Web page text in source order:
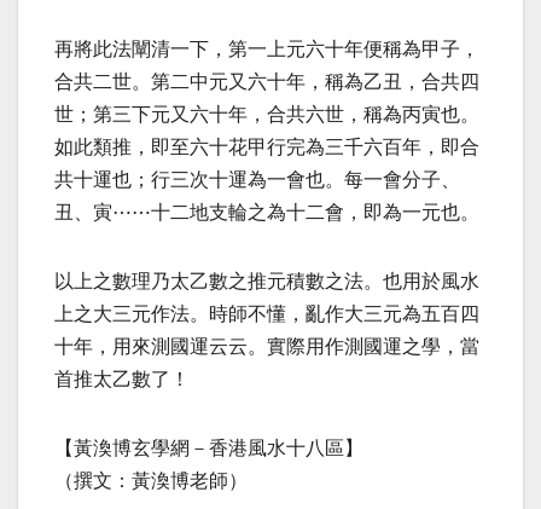
再將此法闡清一下，第一上元六十年便稱為甲子，
合共二世。第二中元又六十年，稱為乙丑，合共四
世；第三下元又六十年，合共六世，稱為丙寅也。
如此類推，即至六十花甲行完為三千六百年，即合
共十運也；行三次十運為一會也。每一會分子、
丑、寅⋯⋯十二地支輪之為十二會，即為一元也。
以上之數理乃太乙數之推元積數之法。也用於風水
上之大三元作法。時師不懂，亂作大三元為五百四
十年，用來測國運云云。實際用作測國運之學，當
首推太乙數了！
【黃渙博玄學網－香港風水十八區】
（撰文：黃渙博老師）